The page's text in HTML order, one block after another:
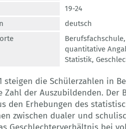
19-24
deutsch
Berufsfachschule,
quantitative
Statistik,
steigen die Schülerzahlen in
Zahl der Auszubildenden. Der
den Erhebungen des
zwischen dualer und